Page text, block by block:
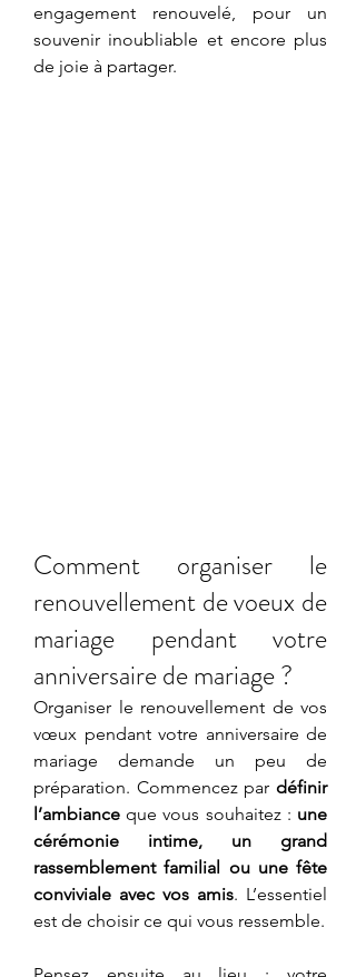
engagement renouvelé, pour un
souvenir inoubliable et encore plus
de joie à partager.
Comment organiser le
renouvellement de voeux de
mariage pendant votre
anniversaire de mariage ?
Organiser le renouvellement de vos
vœux pendant votre anniversaire de
mariage demande un peu de
préparation. Commencez par définir
l’ambiance que vous souhaitez : une
cérémonie intime, un grand
rassemblement familial ou une fête
conviviale avec vos amis. L’essentiel
est de choisir ce qui vous ressemble.